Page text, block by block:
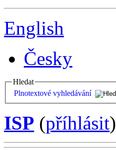
English
Česky
Hledat
Plnotextové vyhledávání
ISP (příhlásit)